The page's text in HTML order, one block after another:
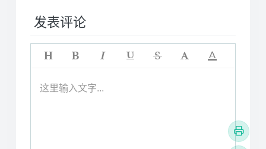
发表评论
这里输入文字...